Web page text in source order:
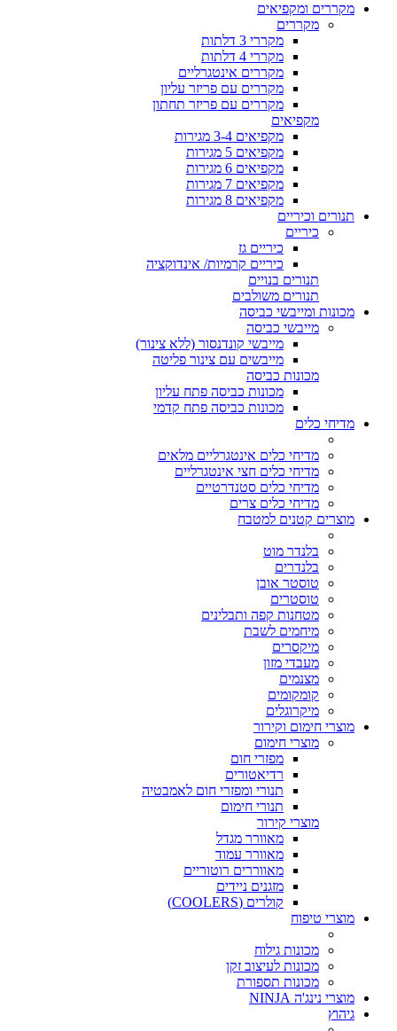
מקררים ומקפיאים
מקררים
מקררי 3 דלתות
מקררי 4 דלתות
מקררים אינטגרליים
מקררים עם פריזר עליון
מקררים עם פריזר תחתון
מקפיאים
מקפיאים 3-4 מגירות
מקפיאים 5 מגירות
מקפיאים 6 מגירות
מקפיאים 7 מגירות
מקפיאים 8 מגירות
תנורים וכיריים
כיריים
כיריים גז
כיריים קרמיות/ אינדוקציה
תנורים בנויים
תנורים משולבים
מכונות ומייבשי כביסה
מייבשי כביסה
מייבשי קונדנסור (ללא צינור)
מייבשים עם צינור פליטה
מכונות כביסה
מכונות כביסה פתח עליון
מכונות כביסה פתח קדמי
מדיחי כלים
מדיחי כלים אינטגרליים מלאים
מדיחי כלים חצי אינטגרליים
מדיחי כלים סטנדרטיים
מדיחי כלים צרים
מוצרים קטנים למטבח
בלנדר מוט
בלנדרים
טוסטר אובן
טוסטרים
מטחנות קפה ותבלינים
מיחמים לשבת
מיקסרים
מעבדי מזון
מצנמים
קומקומים
מיקרוגלים
מוצרי חימום וקירור
מוצרי חימום
מפזרי חום
רדיאטורים
תנורי ומפזרי חום לאמבטיה
תנורי חימום
מוצרי קירור
מאוורר מגדל
מאוורר עמוד
מאווררים רוטוריים
מזגנים ניידים
קולרים (COOLERS)
מוצרי טיפוח
מכונות גילוח
מכונות לעיצוב זקן
מכונות תספורת
מוצרי נינג'ה NINJA
גיהוץ